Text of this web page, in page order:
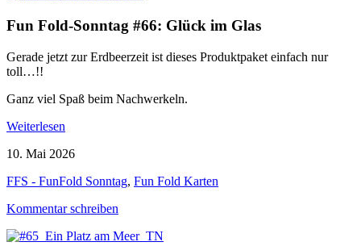
Fun Fold-Sonntag #66: Glück im Glas
Gerade jetzt zur Erdbeerzeit ist dieses Produktpaket einfach nur
toll…!!
Ganz viel Spaß beim Nachwerkeln.
Weiterlesen
10. Mai 2026
FFS - FunFold Sonntag, Fun Fold Karten
Kommentar schreiben